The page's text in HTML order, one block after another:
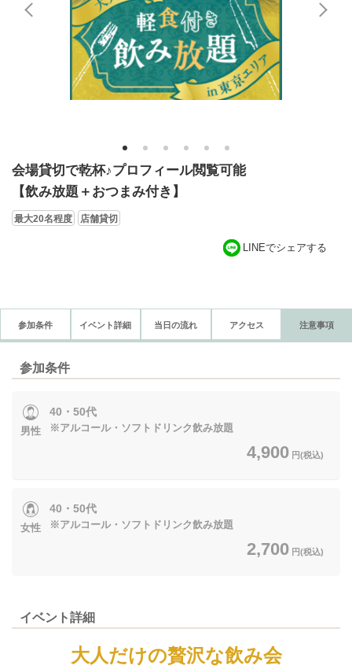
1 2 3 4 5 6
会場貸切で乾杯♪プロフィール閲覧可能
【飲み放題＋おつまみ付き】
最大20名程度 店舗貸切
LINEでシェアする
参加条件 イベント詳細 当日の流れ アクセス 注意事項
参加条件
男性
40・50代
※アルコール・ソフトドリンク飲み放題
4,900 円(税込)
女性
40・50代
※アルコール・ソフトドリンク飲み放題
2,700 円(税込)
イベント詳細
大人だけの贅沢な飲み会